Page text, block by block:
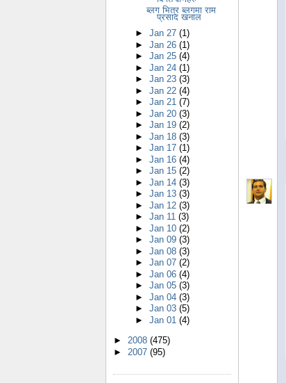
ब्लग भित्र ब्लगमा राम
प्रसाद खनाल
►Jan 27(1)
►Jan 26(1)
►Jan 25(4)
►Jan 24(1)
►Jan 23(3)
►Jan 22(4)
►Jan 21(7)
►Jan 20(3)
►Jan 19(2)
►Jan 18(3)
►Jan 17(1)
►Jan 16(4)
►Jan 15(2)
►Jan 14(3)
►Jan 13(3)
►Jan 12(3)
►Jan 11(3)
►Jan 10(2)
►Jan 09(3)
►Jan 08(3)
►Jan 07(2)
►Jan 06(4)
►Jan 05(3)
►Jan 04(3)
►Jan 03(5)
►Jan 01(4)
► 2008 (475)
► 2007 (95)